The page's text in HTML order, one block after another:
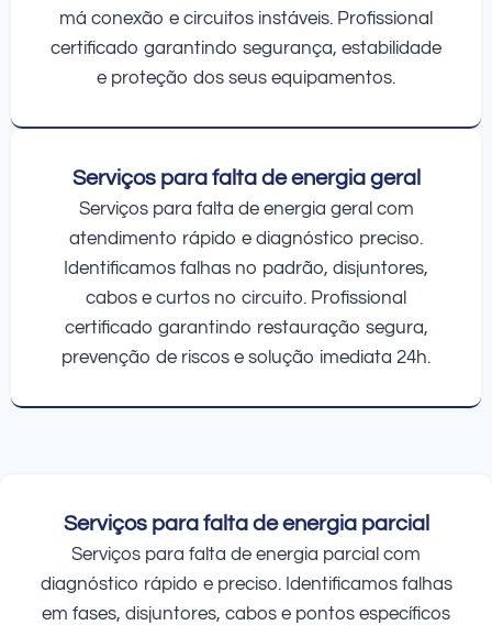
má conexão e circuitos instáveis. Profissional
certificado garantindo segurança, estabilidade
e proteção dos seus equipamentos.
Serviços para falta de energia geral
Serviços para falta de energia geral com
atendimento rápido e diagnóstico preciso.
Identificamos falhas no padrão, disjuntores,
cabos e curtos no circuito. Profissional
certificado garantindo restauração segura,
prevenção de riscos e solução imediata 24h.
Serviços para falta de energia parcial
Serviços para falta de energia parcial com
diagnóstico rápido e preciso. Identificamos falhas
em fases, disjuntores, cabos e pontos específicos